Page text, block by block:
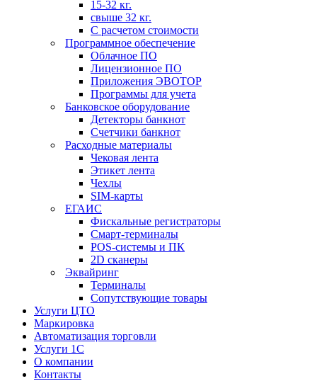
15-32 кг.
свыше 32 кг.
С расчетом стоимости
Программное обеспечение
Облачное ПО
Лицензионное ПО
Приложения ЭВОТОР
Программы для учета
Банковское оборудование
Детекторы банкнот
Счетчики банкнот
Расходные материалы
Чековая лента
Этикет лента
Чехлы
SIM-карты
ЕГАИС
Фискальные регистраторы
Смарт-терминалы
POS-системы и ПК
2D сканеры
Эквайринг
Терминалы
Сопутствующие товары
Услуги ЦТО
Маркировка
Автоматизация торговли
Услуги 1С
О компании
Контакты